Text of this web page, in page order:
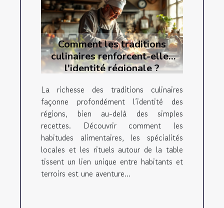
Comment les traditions
culinaires renforcent-elles
l'identité régionale ?
La richesse des traditions culinaires
façonne profondément l’identité des
régions, bien au-delà des simples
recettes. Découvrir comment les
habitudes alimentaires, les spécialités
locales et les rituels autour de la table
tissent un lien unique entre habitants et
terroirs est une aventure...